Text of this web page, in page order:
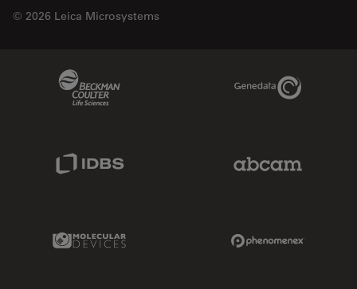
© 2026 Leica Microsystems
Genedata Link
Molecular Devices Link